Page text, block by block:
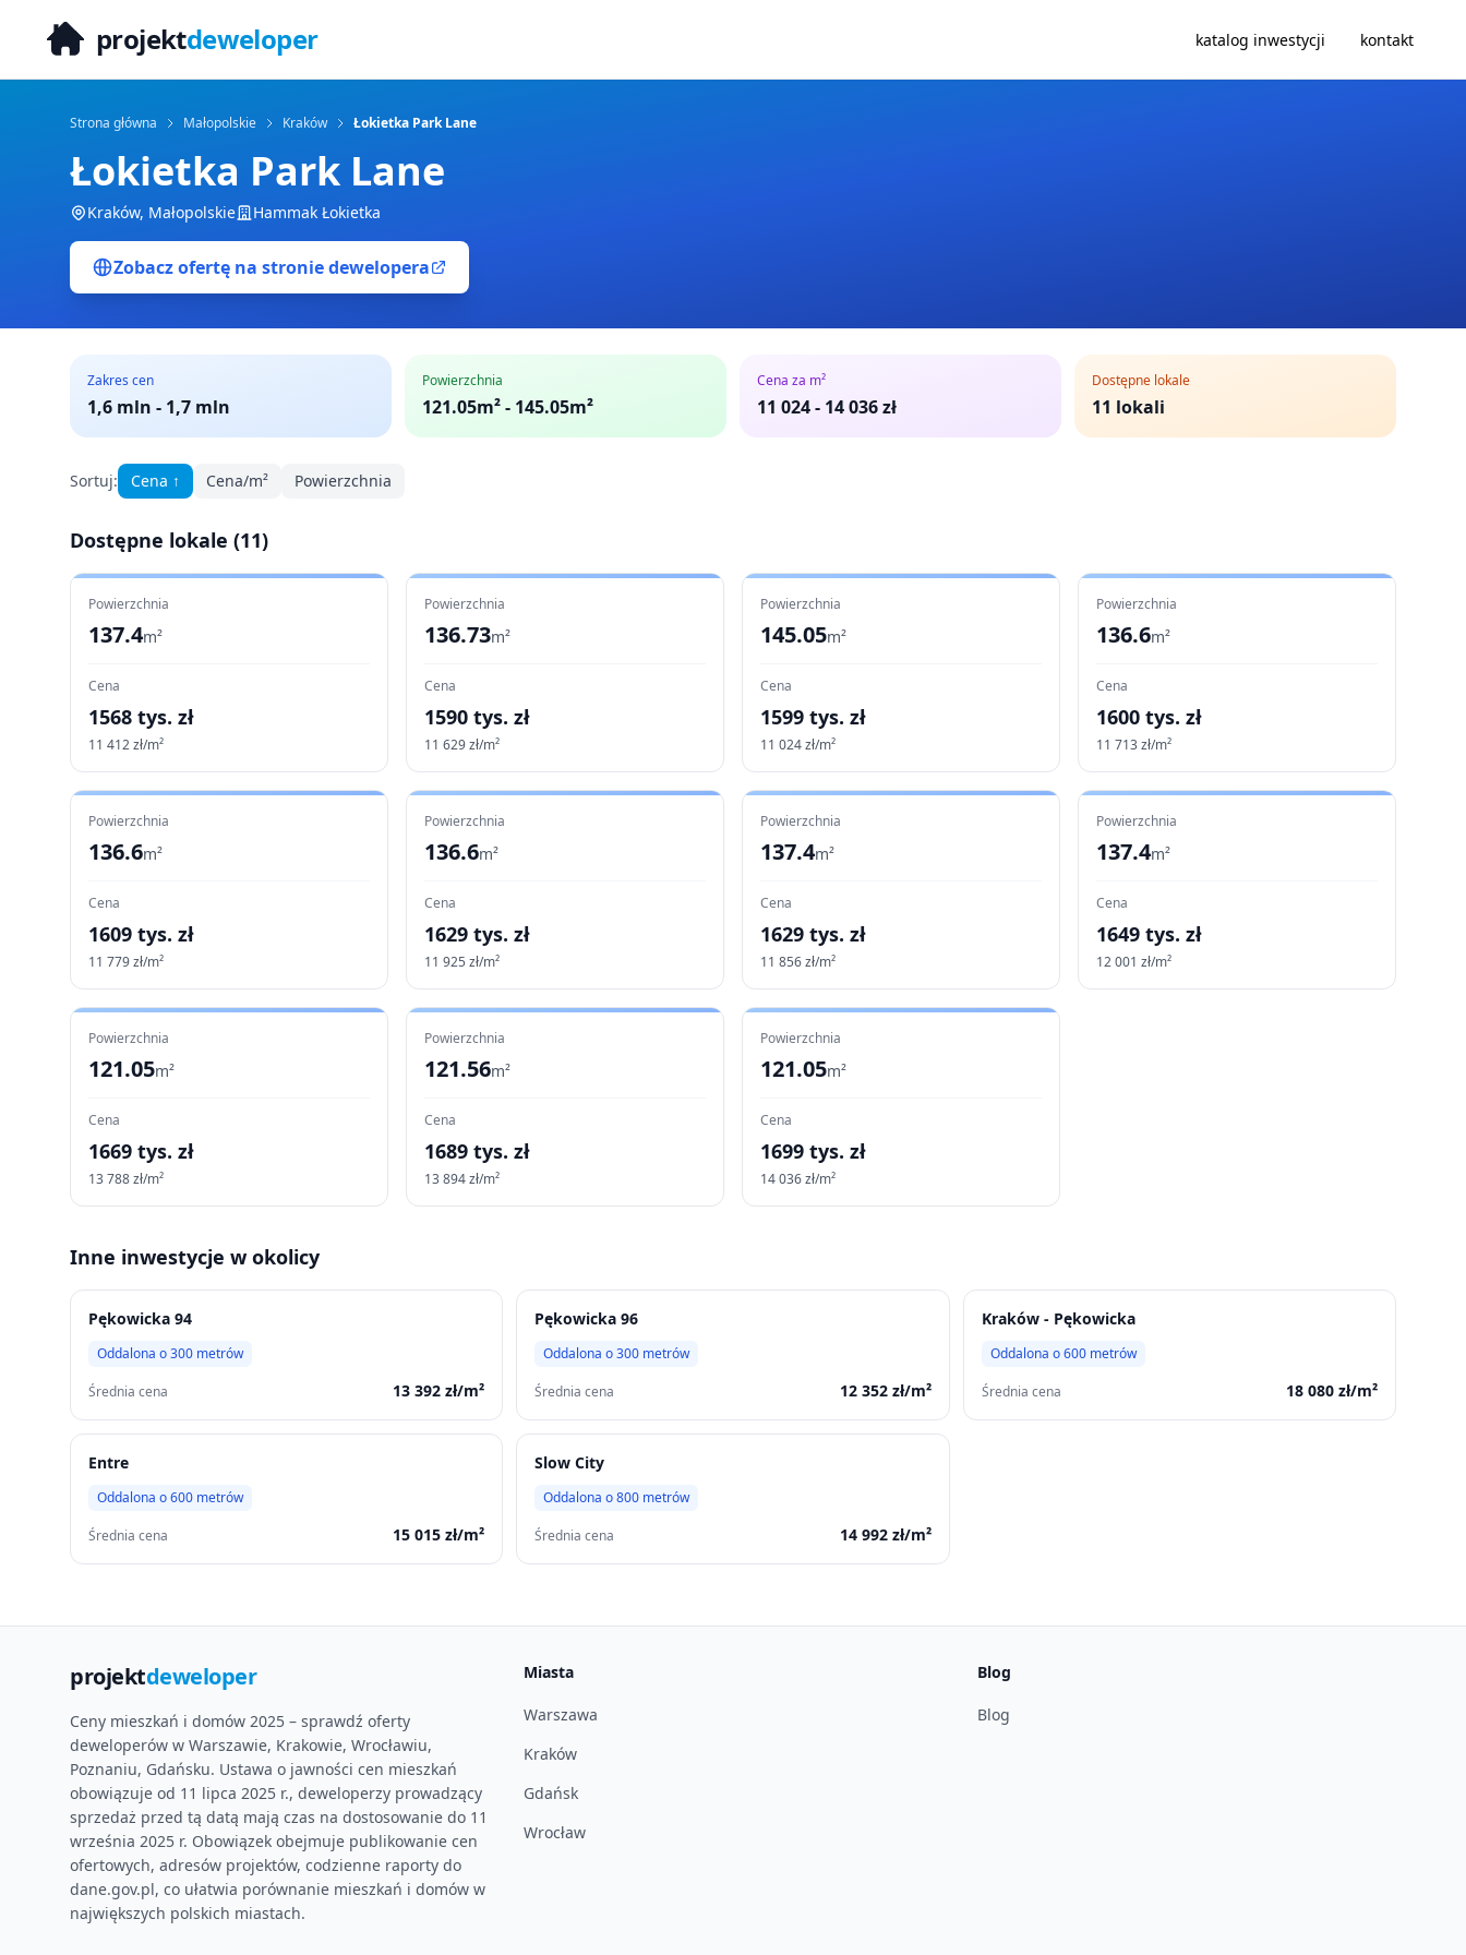
projektdeweloper katalog inwestycji kontakt
Strona główna Małopolskie Kraków Łokietka Park Lane
Łokietka Park Lane
Kraków, Małopolskie Hammak Łokietka
Zobacz ofertę na stronie dewelopera
Zakres cen
1,6 mln - 1,7 mln
Powierzchnia
121.05m² - 145.05m²
Cena za m²
11 024- 14 036zł
Dostępne lokale
11 lokali
Sortuj: Cena ↑ Cena/m² Powierzchnia
Dostępne lokale (11)
Powierzchnia
137.4m²
Cena
1568 tys. zł
11 412zł/m²
Powierzchnia
136.73m²
Cena
1590 tys. zł
11 629zł/m²
Powierzchnia
145.05m²
Cena
1599 tys. zł
11 024zł/m²
Powierzchnia
136.6m²
Cena
1600 tys. zł
11 713zł/m²
Powierzchnia
136.6m²
Cena
1609 tys. zł
11 779zł/m²
Powierzchnia
136.6m²
Cena
1629 tys. zł
11 925 zł/m²
Powierzchnia
137.4m²
Cena
1629 tys. zł
11 856zł/m²
Powierzchnia
137.4m²
Cena
1649 tys. zł
12 001 zł/m²
Powierzchnia
121.05m²
Cena
1669 tys. zł
13 788zł/m²
Powierzchnia
121.56m²
Cena
1689 tys. zł
13 894zł/m²
Powierzchnia
121.05m²
Cena
1699 tys. zł
14 036zł/m²
Inne inwestycje w okolicy
Pękowicka 94
Oddalona o300 metrów
Średnia cena 13 392 zł/m²
Pękowicka 96
Oddalona o300 metrów
Średnia cena 12 352zł/m²
Kraków - Pękowicka
Oddalona o600metrów
Średnia cena 18 080zł/m²
Entre
Oddalona o600 metrów
Średnia cena 15 015 zł/m²
Slow City
Oddalona o800 metrów
Średnia cena 14 992zł/m²
projektdeweloper
Ceny mieszkań i domów 2025 – sprawdź oferty
deweloperów w Warszawie, Krakowie, Wrocławiu,
Poznaniu, Gdańsku. Ustawa o jawności cen mieszkań
obowiązuje od 11 lipca 2025 r., deweloperzy prowadzący
sprzedaż przed tą datą mają czas na dostosowanie do 11
września 2025 r. Obowiązek obejmuje publikowanie cen
ofertowych, adresów projektów, codzienne raporty do
dane.gov.pl, co ułatwia porównanie mieszkań i domów w
największych polskich miastach.
Miasta
Warszawa
Kraków
Gdańsk
Wrocław
Blog
Blog